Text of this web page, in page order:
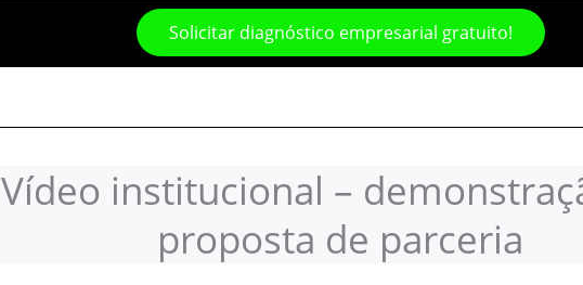
Solicitar diagnóstico empresarial gratuito!
Vídeo institucional –
proposta de parceria